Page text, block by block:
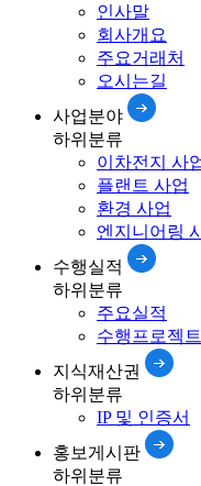
인사말
회사개요
주요거래처
오시는길
사업분야
하위분류
이차전지 사
플랜트 사업
환경 사업
엔지니어링
수행실적
하위분류
주요실적
수행프로젝트
지식재산권
하위분류
IP 및 인증서
홍보게시판
하위분류